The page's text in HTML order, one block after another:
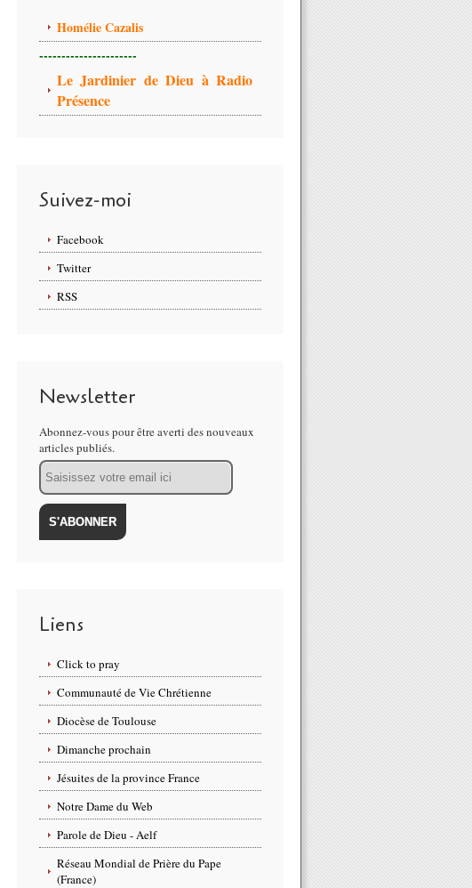
Homélie Cazalis
----------------------
Le Jardinier de Dieu à Radio
Présence
Suivez-moi
Facebook
Twitter
RSS
Newsletter
Abonnez-vous pour être averti des nouveaux
articles publiés.
Email
Liens
Click to pray
Communauté de Vie Chrétienne
Diocèse de Toulouse
Dimanche prochain
Jésuites de la province France
Notre Dame du Web
Parole de Dieu - Aelf
Réseau Mondial de Prière du Pape
(France)